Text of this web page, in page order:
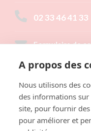
02 33 46 41 33
Formulaire de
LAITERIE TH.
1 rue des
50430 LESSAY
A propos des
Nous utilisons des
des informations
site, pour fournir
pour améliorer et